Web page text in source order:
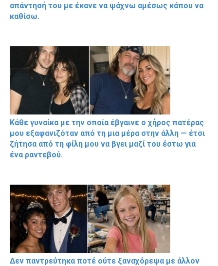
απάντησή του με έκανε να ψάχνω αμέσως κάπου να
καθίσω.
Κάθε γυναίκα με την οποία έβγαινε ο χήρος πατέρας
μου εξαφανιζόταν από τη μια μέρα στην άλλη — έτσι
ζήτησα από τη φίλη μου να βγει μαζί του έστω για
ένα ραντεβού.
Δεν παντρεύτηκα ποτέ ούτε ξαναχόρεψα με άλλον